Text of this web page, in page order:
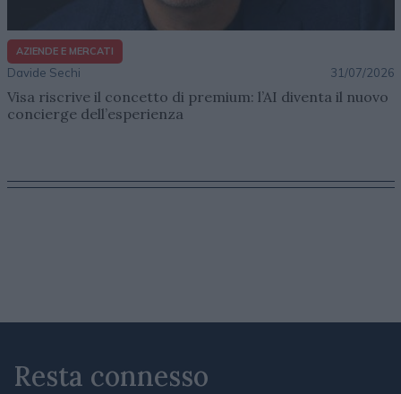
AZIENDE E MERCATI
Davide Sechi 31/07/2026
Visa riscrive il concetto di premium: l’AI diventa il nuovo
concierge dell’esperienza
Resta connesso